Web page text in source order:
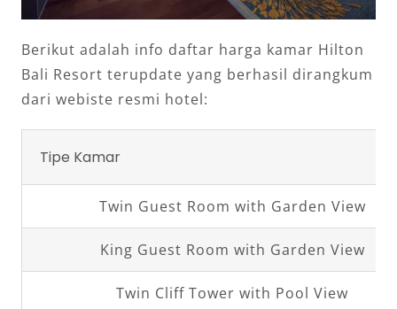
Berikut adalah info daftar harga kamar Hilton
Bali Resort terupdate yang berhasil dirangkum
dari webiste resmi hotel:
Tipe Kamar
Twin Guest Room with Garden View
King Guest Room with Garden View
Twin Cliff Tower with Pool View